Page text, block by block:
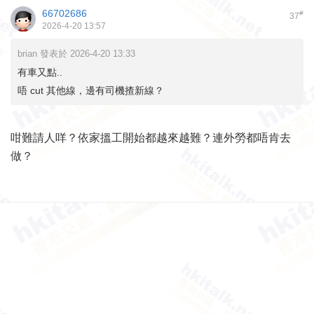
37#
66702686
2026-4-20 13:57
brian 發表於 2026-4-20 13:33
有車又點..
唔 cut 其他線，邊有司機揸新線？
咁難請人咩？依家搵工開始都越來越難？連外勞都唔肯去
做？